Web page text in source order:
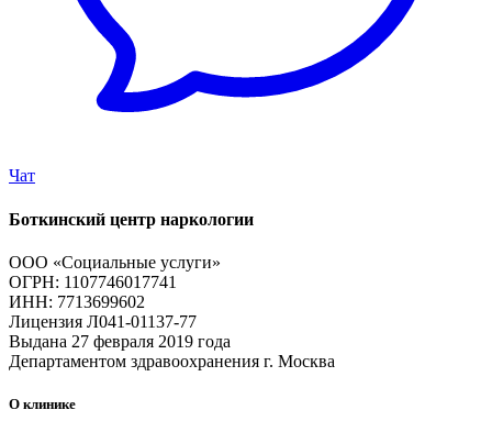
Чат
Боткинский центр наркологии
ООО «Социальные услуги»
ОГРН: 1107746017741
ИНН: 7713699602
Лицензия Л041-01137-77
Выдана 27 февраля 2019 года
Департаментом здравоохранения г. Москва
О клинике